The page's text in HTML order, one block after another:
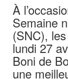
À
Semaine
(SNC),
lundi 27
Boni de
une